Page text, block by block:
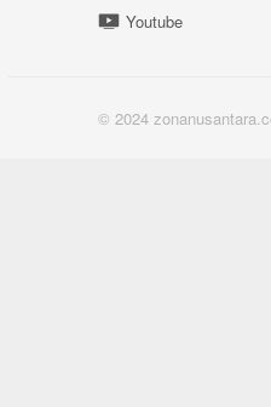
Youtube
© 2024